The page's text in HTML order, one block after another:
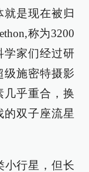
就是现在被归
称为3200
学家们经过研
级施密特摄影
几乎重合，换
的双子座流星
小行星，但长